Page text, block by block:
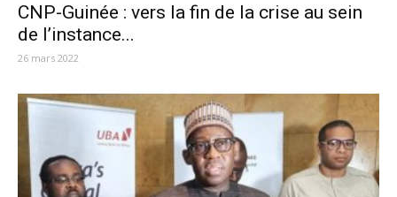
CNP-Guinée : vers la fin de la crise au sein
de l’instance...
26 mars 2022